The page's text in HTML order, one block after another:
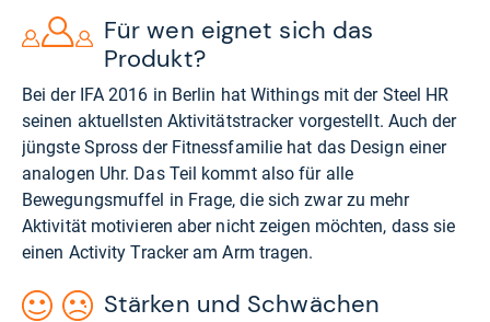
Für wen eignet sich das
Produkt?
Bei der IFA 2016 in Berlin hat Withings mit der Steel HR
seinen aktuellsten Aktivitätstracker vorgestellt. Auch der
jüngste Spross der Fitnessfamilie hat das Design einer
analogen Uhr. Das Teil kommt also für alle
Bewegungsmuffel in Frage, die sich zwar zu mehr
Aktivität motivieren aber nicht zeigen möchten, dass sie
einen Activity Tracker am Arm tragen.
Stärken und Schwächen